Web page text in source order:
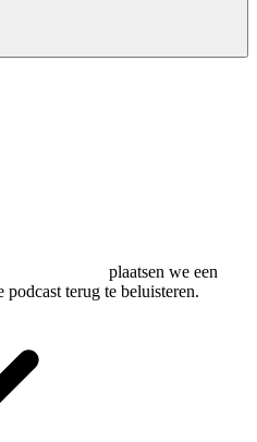
plaatsen we een
terug te beluisteren.